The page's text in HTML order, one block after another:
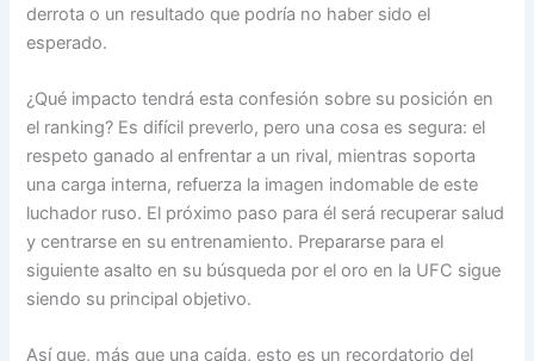
derrota o un resultado que podría no haber sido el
esperado.
¿Qué impacto tendrá esta confesión sobre su posición en
el ranking? Es difícil preverlo, pero una cosa es segura: el
respeto ganado al enfrentar a un rival, mientras soporta
una carga interna, refuerza la imagen indomable de este
luchador ruso. El próximo paso para él será recuperar salud
y centrarse en su entrenamiento. Prepararse para el
siguiente asalto en su búsqueda por el oro en la UFC sigue
siendo su principal objetivo.
Así que, más que una caída, esto es un recordatorio del